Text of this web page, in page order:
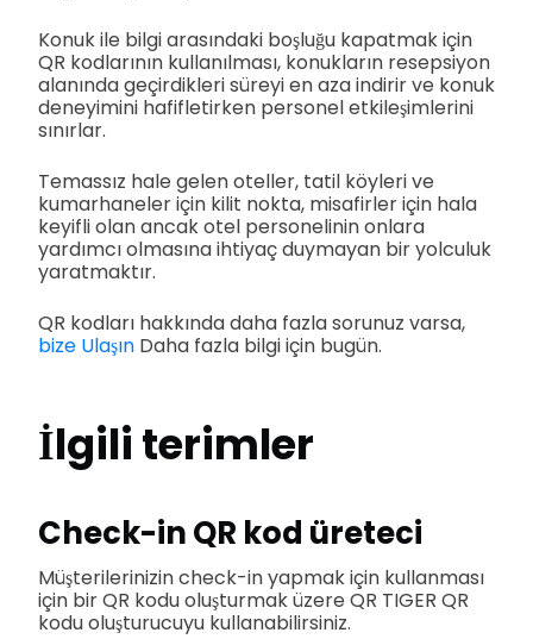
Konuk ile bilgi arasındaki boşluğu kapatmak için
QR kodlarının kullanılması, konukların resepsiyon
alanında geçirdikleri süreyi en aza indirir ve konuk
deneyimini hafifletirken personel etkileşimlerini
sınırlar.
Temassız hale gelen oteller, tatil köyleri ve
kumarhaneler için kilit nokta, misafirler için hala
keyifli olan ancak otel personelinin onlara
yardımcı olmasına ihtiyaç duymayan bir yolculuk
yaratmaktır.
QR kodları hakkında daha fazla sorunuz varsa,
bize Ulaşın Daha fazla bilgi için bugün.
İlgili terimler
Check-in QR kod üreteci
Müşterilerinizin check-in yapmak için kullanması
için bir QR kodu oluşturmak üzere QR TIGER QR
kodu oluşturucuyu kullanabilirsiniz.